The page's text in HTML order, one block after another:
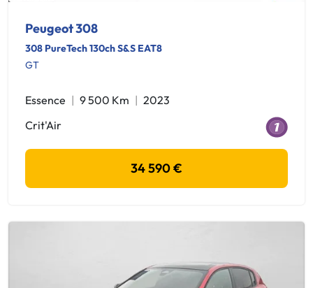
Peugeot 308
308 PureTech 130ch S&S EAT8
GT
Essence 9 500 Km
2023
Crit'Air
34 590 €